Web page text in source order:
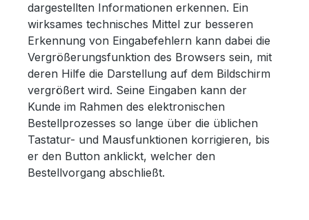
dargestellten Informationen erkennen. Ein
wirksames technisches Mittel zur besseren
Erkennung von Eingabefehlern kann dabei die
Vergrößerungsfunktion des Browsers sein, mit
deren Hilfe die Darstellung auf dem Bildschirm
vergrößert wird. Seine Eingaben kann der
Kunde im Rahmen des elektronischen
Bestellprozesses so lange über die üblichen
Tastatur- und Mausfunktionen korrigieren, bis
er den Button anklickt, welcher den
Bestellvorgang abschließt.